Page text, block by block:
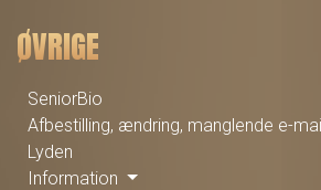
ØVRIGE
SeniorBio
Afbestilling, ændring, manglende e-
Lyden
Information